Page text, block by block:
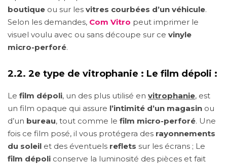
boutique ou sur les vitres courbées d’un véhicule.
Selon les demandes, Com Vitro peut imprimer le
visuel voulu avec ou sans découpe sur ce vinyle
micro-perforé.
2.2. 2e type de vitrophanie : Le film dépoli :
Le film dépoli, un des plus utilisé en vitrophanie, est
un film opaque qui assure l’intimité d’un magasin ou
d’un bureau, tout comme le film micro-perforé. Une
fois ce film posé, il vous protégera des rayonnements
du soleil et des éventuels reflets sur les écrans ; Le
film dépoli conserve la luminosité des pièces et fait